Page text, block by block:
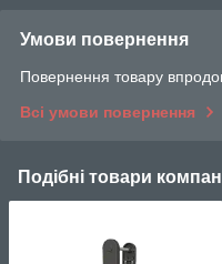
Умови повернення
Повернення товару
Всі умови повернення
Подібні товари